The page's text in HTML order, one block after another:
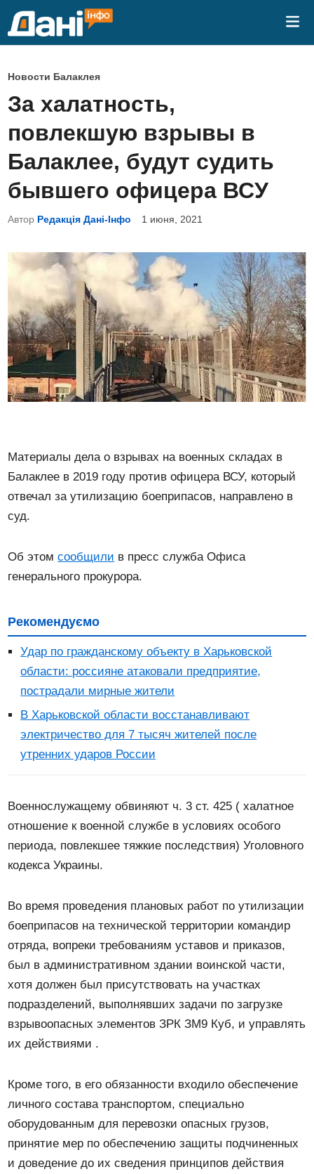
О
п
у
б
л
и
к
о
а
в
Новости Балаклея
За халатность,
повлекшую взрывы в
Балаклее, будут судить
бывшего офицера ВСУ
Автор Редакція Дані-Інфо 1 июня, 2021
Материалы дела о взрывах на военных складах в
Балаклее в 2019 году против офицера ВСУ, который
отвечал за утилизацию боеприпасов, направлено в
суд.
Об этомсообщили в пресс служба Офиса
генерального прокурора.
Рекомендуємо
Удар по гражданскому объекту в Харьковской
области: россияне атаковали предприятие,
пострадали мирные жители
В Харьковской области восстанавливают
электричество для 7 тысяч жителей после
утренних ударов России
Военнослужащему обвиняют ч. 3 ст. 425 ( халатное
отношение к военной службе в условиях особого
периода, повлекшее тяжкие последствия) Уголовного
кодекса Украины.
Во время проведения плановых работ по утилизации
боеприпасов на технической территории командир
отряда, вопреки требованиям уставов и приказов,
был в административном здании воинской части,
хотя должен был присутствовать на участках
подразделений, выполнявших задачи по загрузке
взрывоопасных элементов ЗРК ЗМ9 Куб, и управлять
их действиями .
Кроме того, в его обязанности входило обеспечение
личного состава транспортом, специально
оборудованным для перевозки опасных грузов,
принятие мер по обеспечению защиты подчиненных
и доведение до их сведения принципов действия